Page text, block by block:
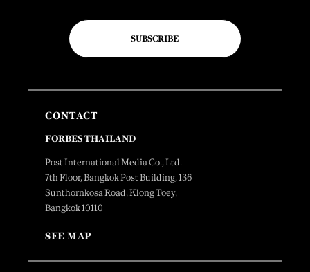
SUBSCRIBE
CONTACT
FORBES THAILAND
Post International Media Co., Ltd.
7th Floor, Bangkok Post Building, 136
Sunthornkosa Road, Klong Toey,
Bangkok 10110
SEE MAP